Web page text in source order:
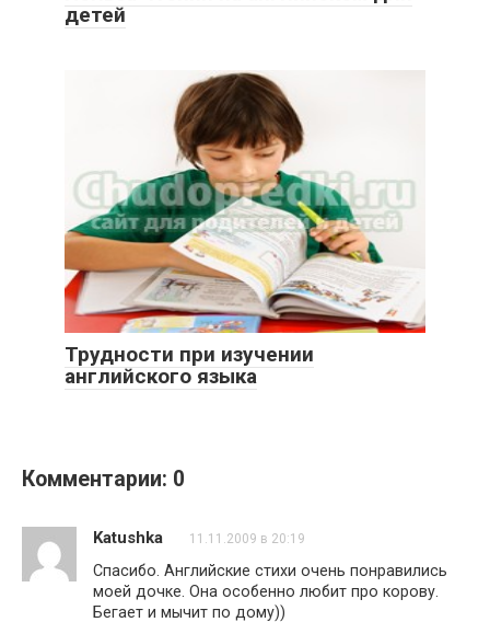
детей
Трудности при изучении
английского языка
Комментарии: 0
Katushka 11.11.2009 в 20:19
Спасибо. Английские стихи очень понравились
моей дочке. Она особенно любит про корову.
Бегает и мычит по дому))